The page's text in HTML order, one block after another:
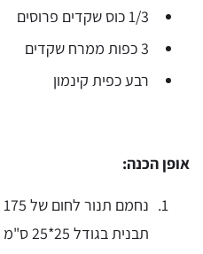
1/3 כוס שקדים פרוסים
3 כפות ממרח שקדים
רבע כפית קינמון
אופן הכנה:
תבנית בגודל 25*25 ס"מ בנייר אפייה.